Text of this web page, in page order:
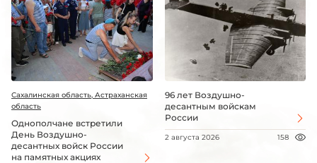
Сахалинская область, Астраханская
область
Однополчане встретили
День Воздушно-
десантных войск России
на памятных акциях
96 лет Воздушно-
десантным войскам
России
2 августа 2026 158